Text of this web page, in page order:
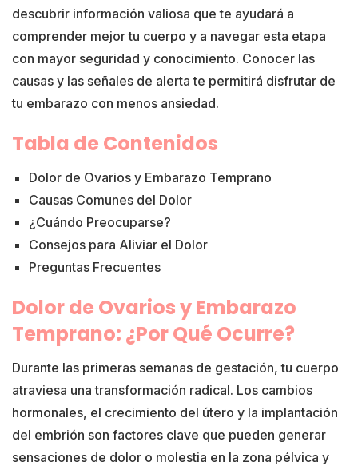
descubrir información valiosa que te ayudará a
comprender mejor tu cuerpo y a navegar esta etapa
con mayor seguridad y conocimiento. Conocer las
causas y las señales de alerta te permitirá disfrutar de
tu embarazo con menos ansiedad.
Tabla de Contenidos
Dolor de Ovarios y Embarazo Temprano
Causas Comunes del Dolor
¿Cuándo Preocuparse?
Consejos para Aliviar el Dolor
Preguntas Frecuentes
Dolor de Ovarios y Embarazo
Temprano: ¿Por Qué Ocurre?
Durante las primeras semanas de gestación, tu cuerpo
atraviesa una transformación radical. Los cambios
hormonales, el crecimiento del útero y la implantación
del embrión son factores clave que pueden generar
sensaciones de dolor o molestia en la zona pélvica y